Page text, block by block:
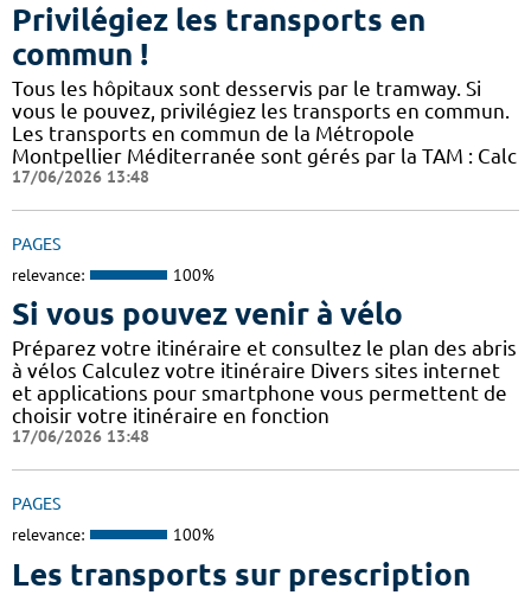
Privilégiez les transports en
commun !
Tous les hôpitaux sont desservis par le tramway. Si
vous le pouvez, privilégiez les transports en commun.
Les transports en commun de la Métropole
Montpellier Méditerranée sont gérés par la TAM : Calc
17/06/2026 13:48
PAGES
relevance: 100%
Si vous pouvez venir à vélo
Préparez votre itinéraire et consultez le plan des abris
à vélos Calculez votre itinéraire Divers sites internet
et applications pour smartphone vous permettent de
choisir votre itinéraire en fonction
17/06/2026 13:48
PAGES
relevance: 100%
Les transports sur prescription